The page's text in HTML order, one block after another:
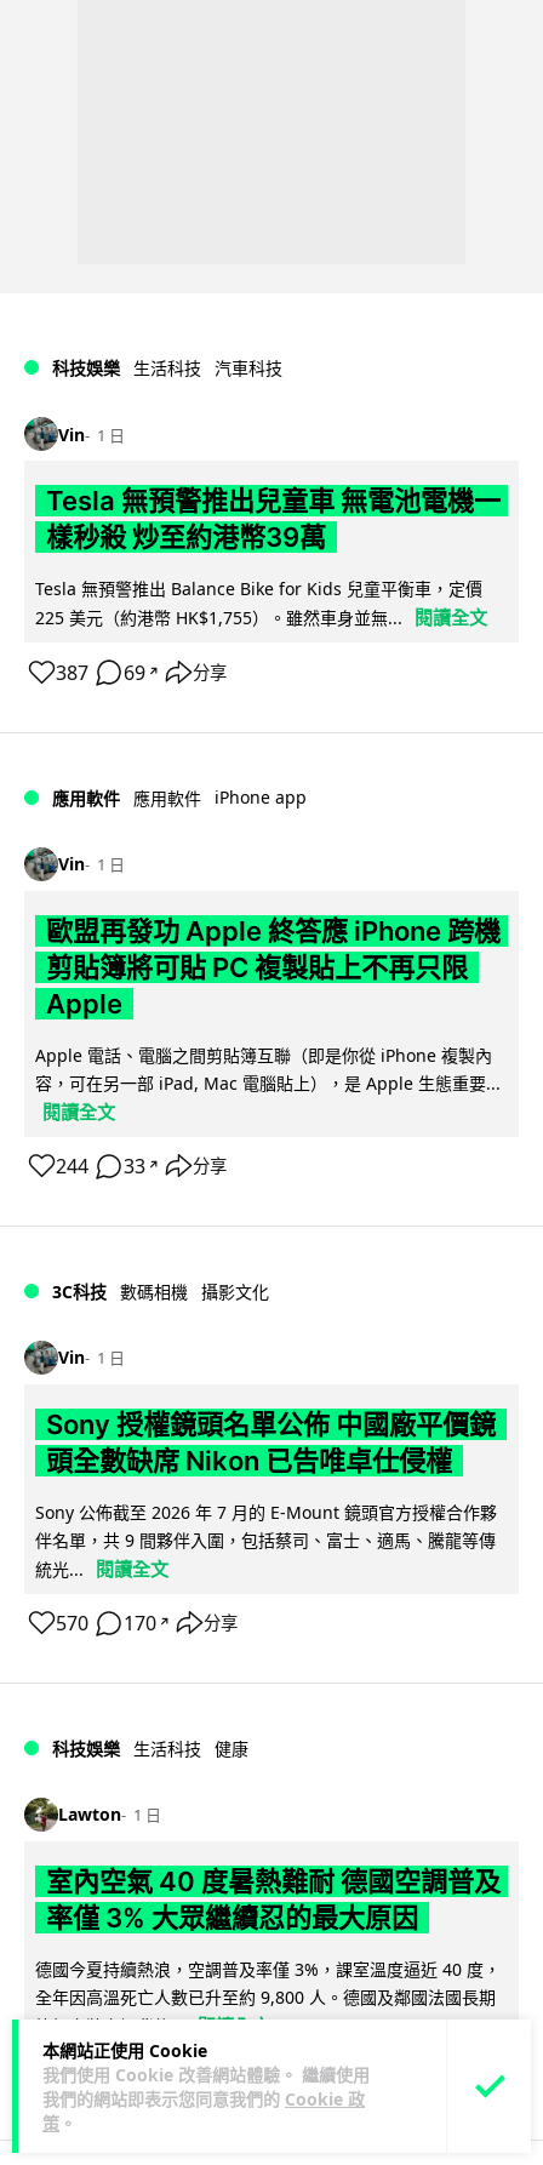
本網站正使用 Cookie
我們使用 Cookie 改善網站體驗。 繼續使用
我們的網站即表示您同意我們的 Cookie 政
策 。
科技娛樂 生活科技 汽車科技
Vin 1 日
Tesla 無預警推出兒童車 無電池電機一
樣秒殺 炒至約港幣39萬
Tesla 無預警推出 Balance Bike for Kids 兒童平衡車，定價
225 美元（約港幣 HK$1,755）。雖然車身並無...
閱讀全文
387 69 ↗ 分享
應用軟件 應用軟件 iPhone app
Vin 1 日
歐盟再發功 Apple 終答應 iPhone 跨機
剪貼簿將可貼 PC 複製貼上不再只限
Apple
Apple 電話、電腦之間剪貼簿互聯（即是你從 iPhone 複製內
容，可在另一部 iPad, Mac 電腦貼上），是 Apple 生態重要...
閱讀全文
244 33 ↗ 分享
3C科技 數碼相機 攝影文化
Vin 1 日
Sony 授權鏡頭名單公佈 中國廠平價鏡
頭全數缺席 Nikon 已告唯卓仕侵權
Sony 公佈截至 2026 年 7 月的 E-Mount 鏡頭官方授權合作夥
伴名單，共 9 間夥伴入圍，包括蔡司、富士、適馬、騰龍等傳
統光...
閱讀全文
570 170 ↗ 分享
科技娛樂 生活科技 健康
Lawton 1 日
室內空氣 40 度暑熱難耐 德國空調普及
率僅 3% 大眾繼續忍的最大原因
德國今夏持續熱浪，空調普及率僅 3%，課室溫度逼近 40 度，
全年因高溫死亡人數已升至約 9,800 人。德國及鄰國法國長期
抗拒安裝空調背後... 閱讀全文
136 22 ↗ 分享